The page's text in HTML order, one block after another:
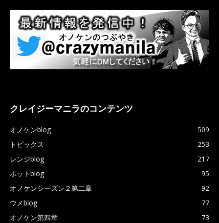
クレイジーマニラのコンテンツ
オノケンblog
509
トピックス
253
レンジblog
217
ポットblog
95
オノケンシーズン２第二章
92
ウメblog
77
オノケン第四章
73